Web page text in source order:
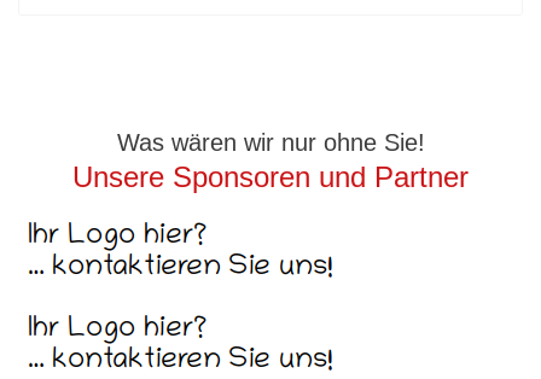
Was wären wir nur ohne Sie!
Unsere Sponsoren und Partner